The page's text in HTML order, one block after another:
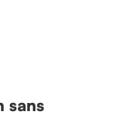
sans